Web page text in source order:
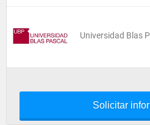
Universidad Blas
Solicitar